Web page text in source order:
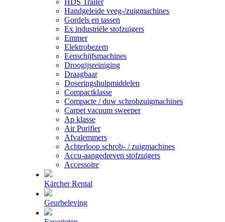
Handgeleide veeg-/zuigmachines
Gordels en tassen
Ex industriële stofzuigers
Emmer
Elektrobezem
Eenschijfsmachines
Droogijsreiniging
Draagbaar
Doseringshulpmiddelen
Compactklasse
Compacte / duw schrobzuigmachines
Carpet vacuum sweeper
Ap klasse
Air Purifier
Afvalemmers
Achterloop schrob- / zuigmachines
Accu-aangedreven stofzuigers
Accessoire
Kärcher Rental
Geurbeleving